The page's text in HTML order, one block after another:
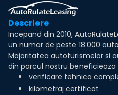
Descriere
Incepand din 2010,
un numar de peste 18.000
Majoritatea autoturismelor si
din parcul nostru
verificare tehnica
kilometraj certificat